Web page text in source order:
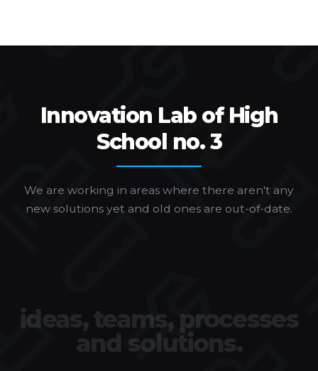
Innovation Lab of High
School no. 3
We are working in areas where there aren't any
new solutions yet and old ones are out-of-date.
ideas, teams, processes
and solutions.